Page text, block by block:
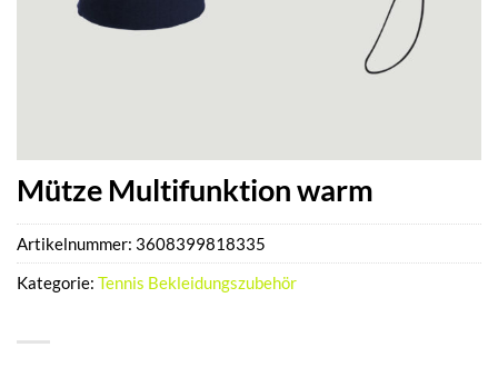
Mütze Multifunktion warm
Artikelnummer: 3608399818335
Kategorie: Tennis Bekleidungszubehör